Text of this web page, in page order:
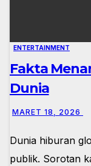
ENTERTAINMENT
Fakta
Dunia
MARET 18, 2026
Dunia hiburan
publik. Sorotan